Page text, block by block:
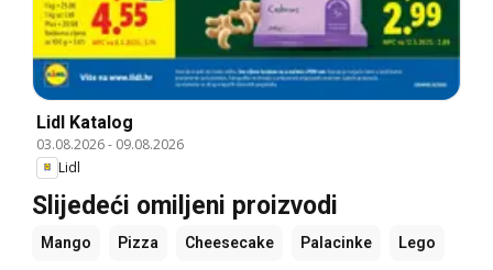
Lidl Katalog
03.08.2026- 09.08.2026
Lidl
Slijedeći omiljeni proizvodi
Mango Pizza Cheesecake Palacinke Lego